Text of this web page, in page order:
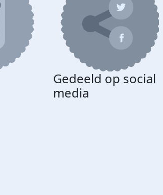
Gedeeld op social
media